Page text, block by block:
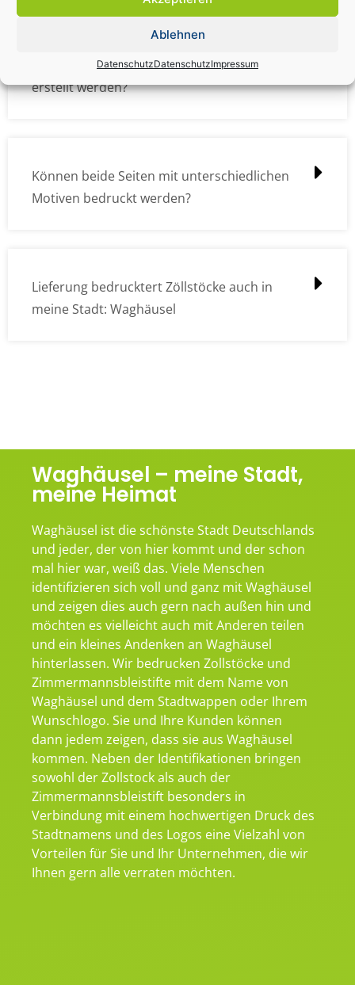
Ablehnen
DatenschutzDatenschutzImpressum
Wie müssen die Druckdateien angelegt /
erstellt werden?
Können beide Seiten mit unterschiedlichen
Motiven bedruckt werden?
Lieferung bedrucktert Zöllstöcke auch in
meine Stadt: Waghäusel
Waghäusel – meine Stadt,
meine Heimat
Waghäusel ist die schönste Stadt Deutschlands
und jeder, der von hier kommt und der schon
mal hier war, weiß das. Viele Menschen
identifizieren sich voll und ganz mit Waghäusel
und zeigen dies auch gern nach außen hin und
möchten es vielleicht auch mit Anderen teilen
und ein kleines Andenken an Waghäusel
hinterlassen. Wir bedrucken Zollstöcke und
Zimmermannsbleistifte mit dem Name von
Waghäusel und dem Stadtwappen oder Ihrem
Wunschlogo. Sie und Ihre Kunden können
dann jedem zeigen, dass sie aus Waghäusel
kommen. Neben der Identifikationen bringen
sowohl der Zollstock als auch der
Zimmermannsbleistift besonders in
Verbindung mit einem hochwertigen Druck des
Stadtnamens und des Logos eine Vielzahl von
Vorteilen für Sie und Ihr Unternehmen, die wir
Ihnen gern alle verraten möchten.